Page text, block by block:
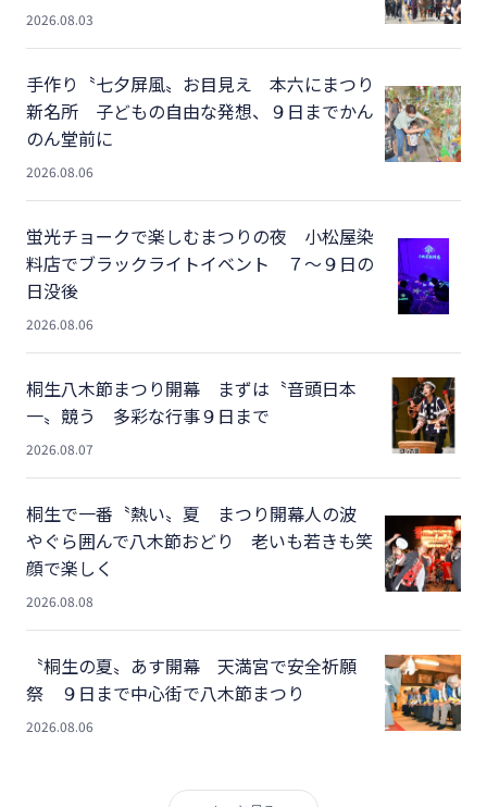
2026.08.03
手作り〝七夕屏風〟お目見え 本六にまつり
新名所 子どもの自由な発想、９日までかん
のん堂前に
2026.08.06
蛍光チョークで楽しむまつりの夜 小松屋染
料店でブラックライトイベント ７～９日の
日没後
2026.08.06
桐生八木節まつり開幕 まずは〝音頭日本
一〟競う 多彩な行事９日まで
2026.08.07
桐生で一番〝熱い〟夏 まつり開幕人の波
やぐら囲んで八木節おどり 老いも若きも笑
顔で楽しく
2026.08.08
〝桐生の夏〟あす開幕 天満宮で安全祈願
祭 ９日まで中心街で八木節まつり
2026.08.06